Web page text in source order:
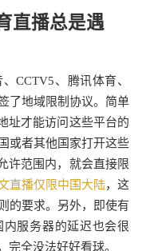
直播总是遇
CCTV5、腾讯体育、
了地域限制协议。简单
址才能访问这些平台的
或者其他国家打开这些
许范围内，就会直接限
直播仅限中国大陆，这
的要求。另外，即使有
服务器的延迟也会很
完全没法好好看球。